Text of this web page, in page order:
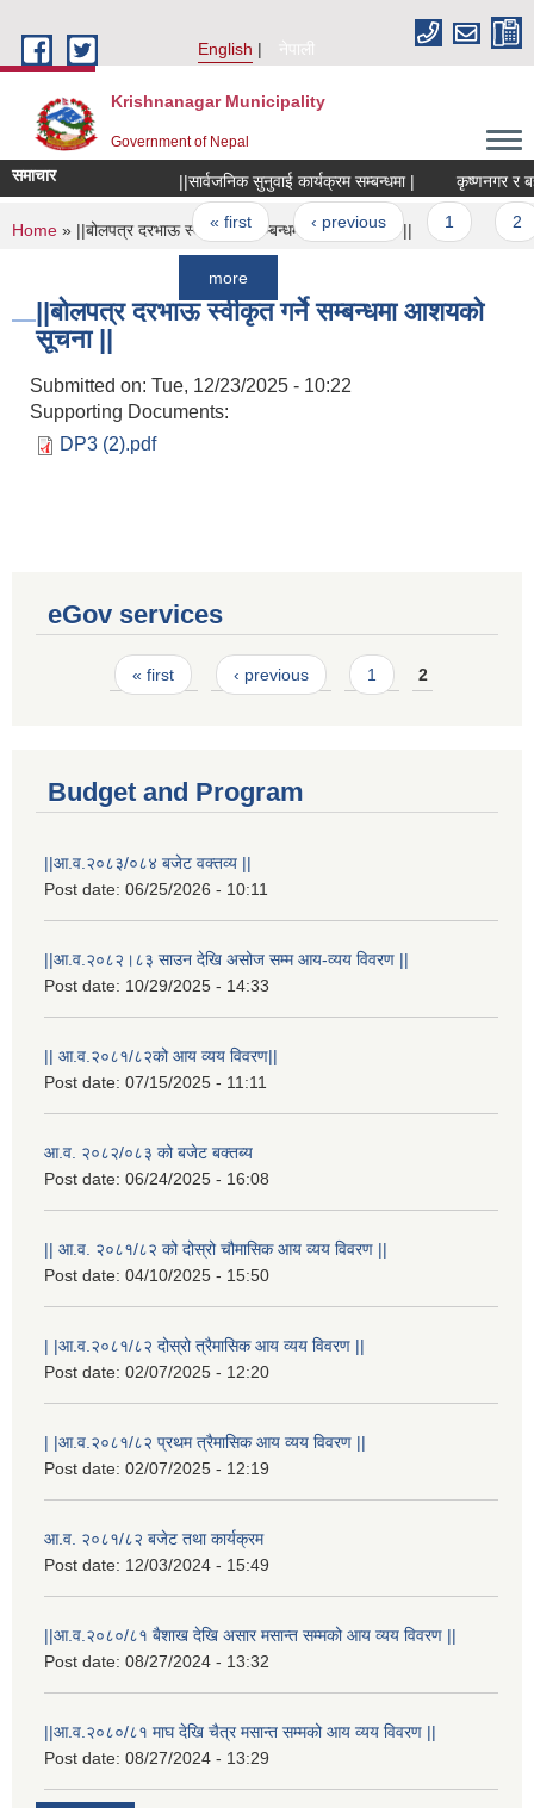
English
नेपाली
Krishnanagar Municipality
Government of Nepal
समाचार ||सार्वजनिक सुनुवाई कार्यक्रम सम्बन्धमा | कृष्णनगर र
Pages
« first ‹ previous 1
more
You are here
Home » ||बोलपत्र दरभाऊ स्वीकृत गर्ने सम्बन्धमा आशयको सूचना ||
||बोलपत्र दरभाऊ स्वीकृत गर्ने सम्बन्धमा आशयको
सूचना ||
Submitted on: Tue, 12/23/2025 - 10:22
Supporting Documents:
DP3 (2).pdf
eGov services
Pages« first ‹ previous 1 2
Budget and Program
||आ.व.२०८३/०८४ बजेट वक्तव्य ||
Post date: 06/25/2026 - 10:11
||आ.व.२०८२।८३ साउन देखि असोज सम्म आय-व्यय विवरण ||
Post date: 10/29/2025 - 14:33
|| आ.व.२०८१/८२को आय व्यय विवरण||
Post date: 07/15/2025 - 11:11
आ.व. २०८२/०८३ को बजेट बक्तब्य
Post date: 06/24/2025 - 16:08
|| आ.व. २०८१/८२ को दोस्रो चौमासिक आय व्यय विवरण ||
Post date: 04/10/2025 - 15:50
| |आ.व.२०८१/८२ दोस्रो त्रैमासिक आय व्यय विवरण ||
Post date: 02/07/2025 - 12:20
| |आ.व.२०८१/८२ प्रथम त्रैमासिक आय व्यय विवरण ||
Post date: 02/07/2025 - 12:19
आ.व. २०८१/८२ बजेट तथा कार्यक्रम
Post date: 12/03/2024 - 15:49
||आ.व.२०८०/८१ बैशाख देखि असार मसान्त सम्मको आय व्यय विवरण ||
Post date: 08/27/2024 - 13:32
||आ.व.२०८०/८१ माघ देखि चैत्र मसान्त सम्मको आय व्यय विवरण ||
Post date: 08/27/2024 - 13:29